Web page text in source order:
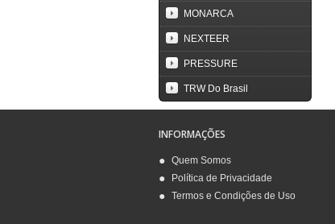
MONARCA
NEXTEER
PRESSURE
TRW Do Brasil
INFORMAÇÕES
Quem Somos
Política de Privacidade
Termos e Condições de Uso